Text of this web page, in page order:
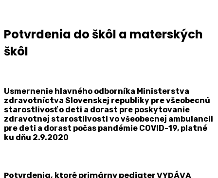
Potvrdenia do škôl a materských
škôl
Usmernenie hlavného odborníka Ministerstva
zdravotníctva Slovenskej republiky pre všeobecnú
starostlivosť o deti a dorast pre poskytovanie
zdravotnej starostlivosti vo všeobecnej ambulancii
pre deti a dorast počas pandémie COVID-19, platné
ku dňu 2.9.2020
Potvrdenia, ktoré primárny pediater VYDÁVA